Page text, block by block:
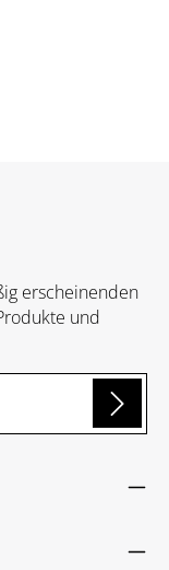
erscheinenden
und
sind